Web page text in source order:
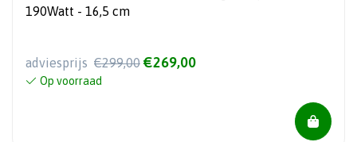
190Watt - 16,5 cm
adviesprijs €299,00 €269,00
Op voorraad